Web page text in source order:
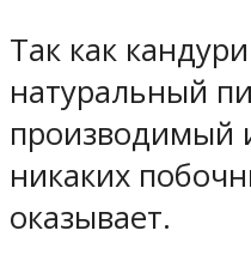
Так как
натуральный
производимый
никаких
оказывает.